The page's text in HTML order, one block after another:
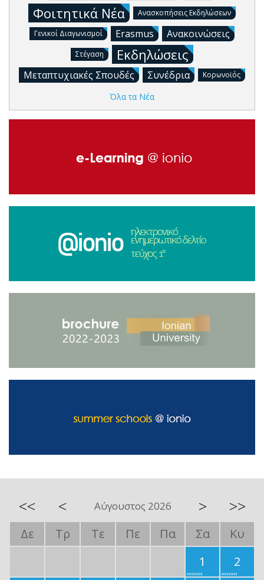
Φοιτητικά Νέα Ανασκοπήσεις Εκδηλώσεων
Γενικοί Διαγωνισμοί Erasmus Ανακοινώσεις
Στέγαση Εκδηλώσεις
Μεταπτυχιακές Σπουδές Συνέδρια Κορωνοϊός
Όλα τα Νέα
<< < Αύγουστος 2026 > >>
Δε Τρ Τε Πε Πα Σα
Κυ
1
2